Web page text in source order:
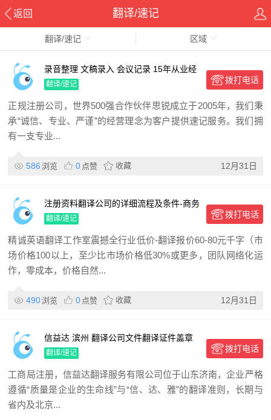
返回 翻译/速记
翻译/速记 区域
录音整理 文稿录入 会议记录 15年从业经
验
翻译/速记 拨打电话
正规注册公司，世界500强合作伙伴思锐成立于2005年，我们秉
承“诚信、专业、严谨”的经营理念为客户提供速记服务。我们拥
有一支专业...
586 浏览 0 点赞 收藏 12月31日
注册资料翻译公司的详细流程及条件-商务
服务
翻译/速记 拨打电话
精诚英语翻译工作室震撼全行业低价-翻译报价60-80元千字（市
场价格100以上，至少比市场价格低30%或更多，团队网络化运
作，零成本，价格自然...
490浏览 0 点赞 收藏 12月31日
信益达 滨州 翻译公司文件翻译证件盖章
商务陪同口译
翻译/速记 拨打电话
工商局注册，信益达翻译服务有限公司位于山东济南，企业严格
遵循“质量是企业的生命线”与“信、达、雅”的翻译准则，长期与
省内及北京...